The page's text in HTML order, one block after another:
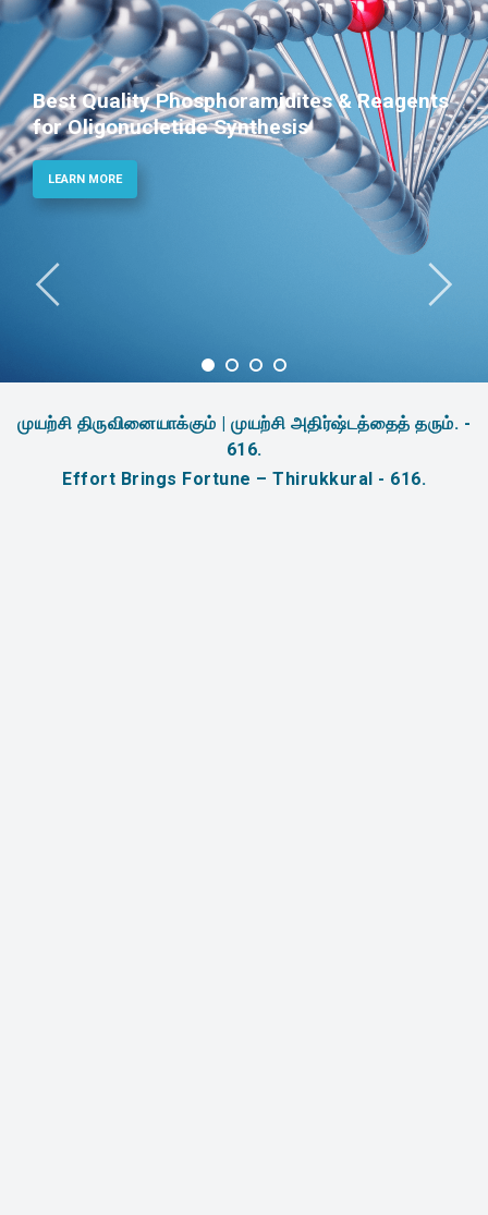
Phosphoramidites for Diagnostic and
Therapeutic Applications
LEARN MORE
முயற்சி திருவினையாக்கும் | முயற்சி அதிர்ஷ்டத்தைத் தரும். -
616.
Effort Brings Fortune – Thirukkural - 616.